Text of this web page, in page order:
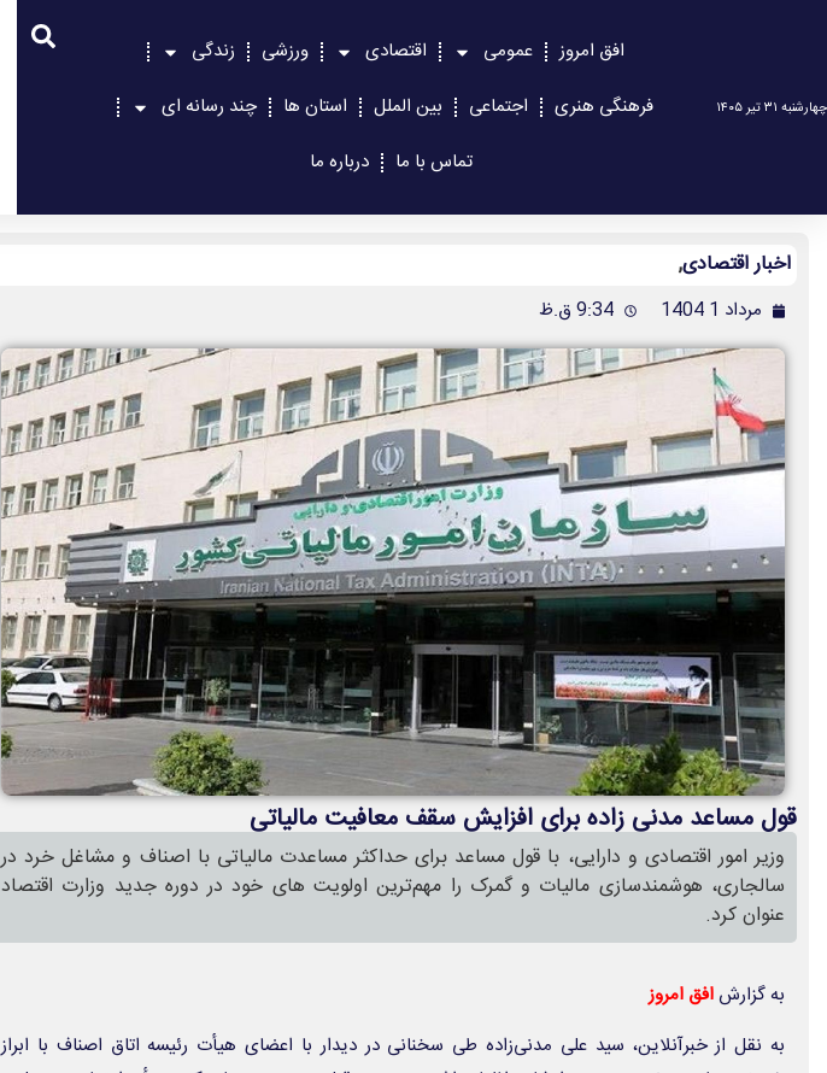
چهارشنبه ۳۱ تیر ۱۴۰۵
افق امروز عمومی اقتصادی ورزشی
زندگی
فرهنگی هنری
اجتماعی بین الملل استان ها
چند رسانه ای
تماس با ما
درباره ما
اخبار اقتصادی,
مرداد 1 1404 9:34 ق.ظ
قول مساعد مدنی زاده برای افزایش سقف معافیت مالیاتی
وزیر امور اقتصادی و دارایی، با قول مساعد برای حداکثر مساعدت مالیاتی با اصناف و مشاغل خرد در
سالجاری، هوشمندسازی مالیات و گمرک را مهم‌ترین اولویت های خود در دوره جدید وزارت اقتصاد
عنوان کرد.
به گزارش افق امروز
به نقل از خبرآنلاین، سید علی مدنی‌زاده طی سخنانی در دیدار با اعضای هیأت رئیسه اتاق اصناف با ابراز